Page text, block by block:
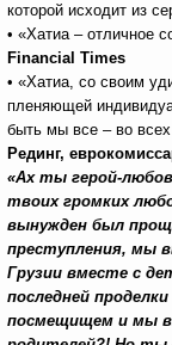
которой исходит из
• «Хатиа – отличное
Financial Times
• «Хатиа, со своим
пленяющей
быть мы все – во
Рединг,
«Ах ты герой-
твоих громких
вынужден был
преступления, мы
Грузии вместе с
последней
посмещищем и мы